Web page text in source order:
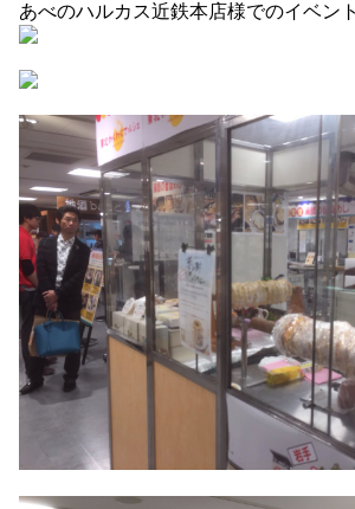
あべのハルカス近鉄本店様でのイベン